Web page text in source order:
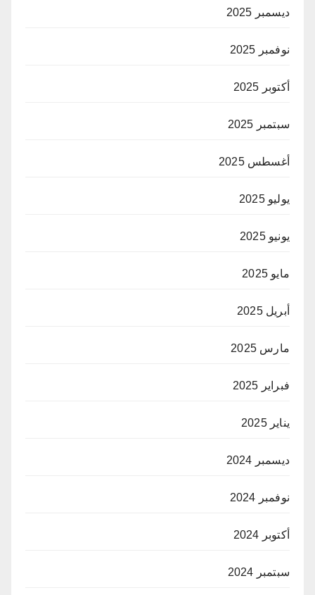
ديسمبر 2025
نوفمبر 2025
أكتوبر 2025
سبتمبر 2025
أغسطس 2025
يوليو 2025
يونيو 2025
مايو 2025
أبريل 2025
مارس 2025
فبراير 2025
يناير 2025
ديسمبر 2024
نوفمبر 2024
أكتوبر 2024
سبتمبر 2024